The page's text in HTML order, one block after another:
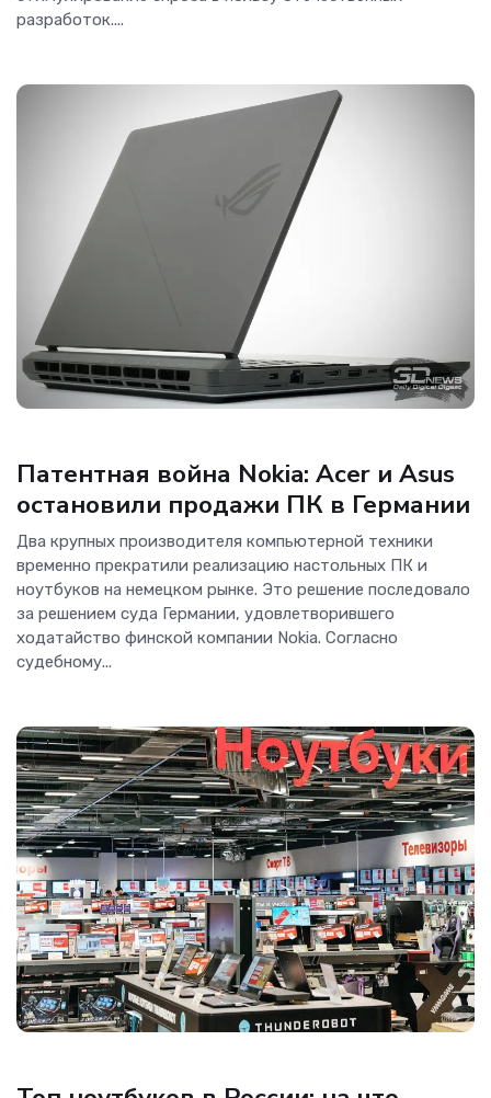
разработок....
Патентная война Nokia: Acer и Asus
остановили продажи ПК в Германии
Два крупных производителя компьютерной техники
временно прекратили реализацию настольных ПК и
ноутбуков на немецком рынке. Это решение последовало
за решением суда Германии, удовлетворившего
ходатайство финской компании Nokia. Согласно
судебному...